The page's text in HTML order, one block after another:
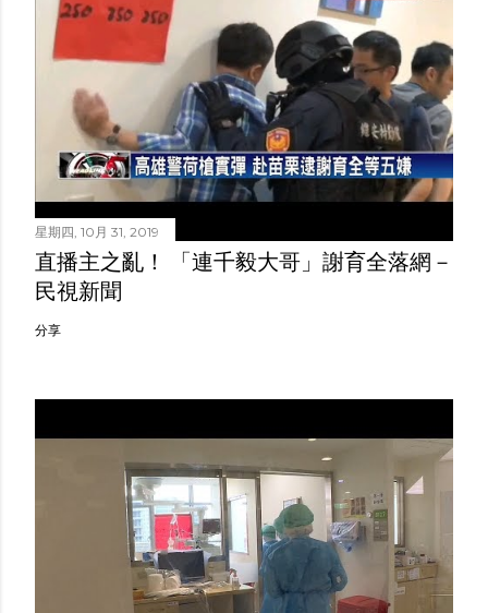
星期四, 10月 31, 2019
直播主之亂！ 「連千毅大哥」謝育全落網－
民視新聞
分享